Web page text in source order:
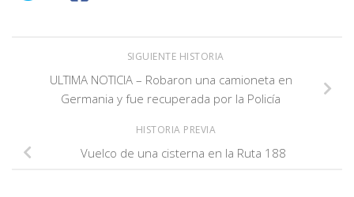
SIGUIENTE HISTORIA
ULTIMA NOTICIA – Robaron una camioneta en
Germania y fue recuperada por la Policía
HISTORIA PREVIA
Vuelco de una cisterna en la Ruta 188